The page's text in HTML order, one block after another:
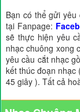
Bạn có thể gửi
tại Fanpage:
sẽ thực hiện yêu
nhạc chuông xong
yêu cầu cắt nhạc
kết thúc đoạn nhạc
45 giây ). Tất cả